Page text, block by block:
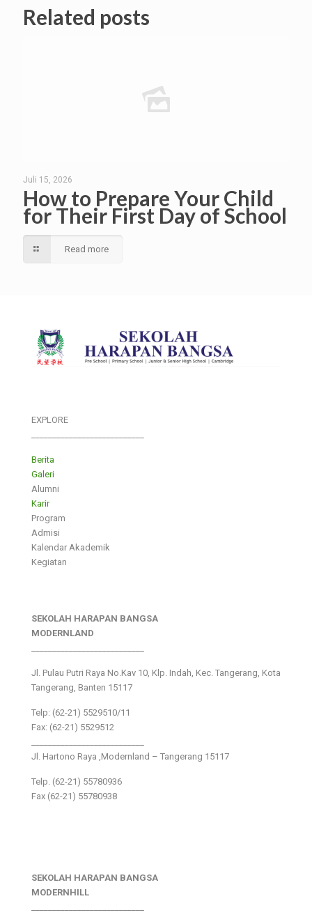
Related posts
Juli 15, 2026
How to Prepare Your Child
for Their First Day of School
Read more
EXPLORE
Berita
Galeri
Alumni
Karir
Program
Admisi
Kalendar Akademik
Kegiatan
SEKOLAH HARAPAN BANGSA
MODERNLAND
Jl. Pulau Putri Raya No.Kav 10, Klp. Indah, Kec. Tangerang, Kota
Tangerang, Banten 15117
Telp: (62-21) 5529510/11
Fax: (62-21) 5529512
Jl. Hartono Raya ,Modernland – Tangerang 15117
Telp. (62-21) 55780936
Fax (62-21) 55780938
SEKOLAH HARAPAN BANGSA
MODERNHILL